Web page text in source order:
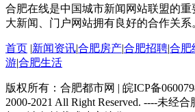
合肥在线是中国城市新闻网站联盟的
大新闻、门户网站拥有良好的合作关系
首页 |新闻资讯|合肥房产|合肥招聘|合肥
游|合肥生活
版权所有：合肥都市网 | 皖ICP备
2000-2021 All Right Reserved. ----未经